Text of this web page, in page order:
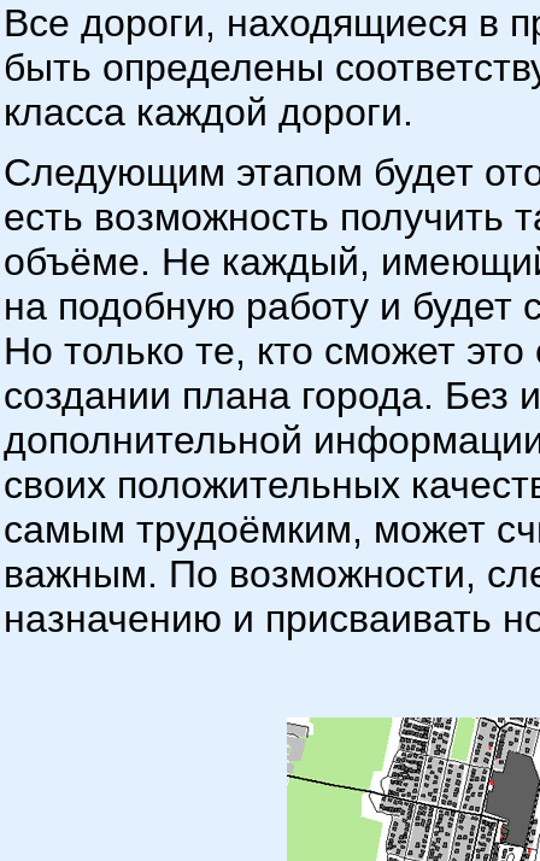
Все дороги, находящиеся в
быть определены
класса каждой дороги.
Следующим этапом будет
есть возможность
объёме. Не каждый,
на подобную работу и будет
Но только те, кто сможет это
создании плана города.
дополнительной
своих положительных
самым трудоёмким, может
важным. По возможности,
назначению и присваивать